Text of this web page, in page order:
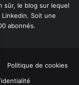
sûr, le blog sur lequel
Soit une
abonnés.
Politique de cookies